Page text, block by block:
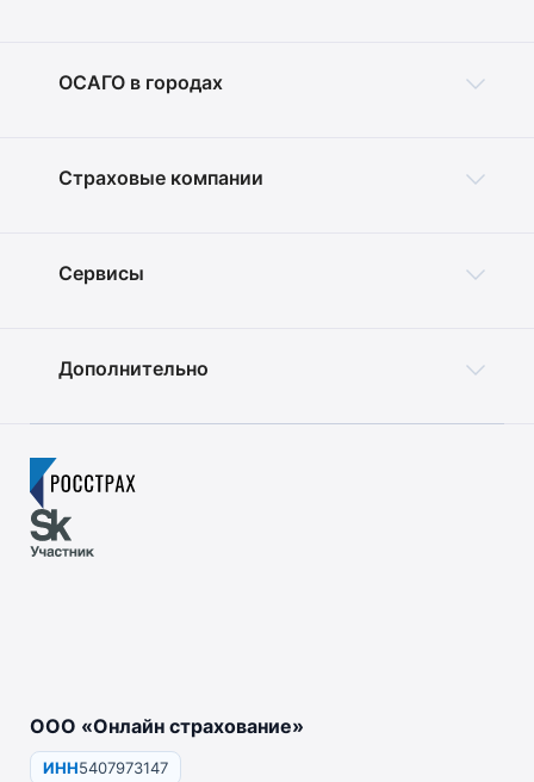
ОСАГО в городах
Страховые компании
Сервисы
Дополнительно
ООО «Онлайн страхование»
ИНН5407973147